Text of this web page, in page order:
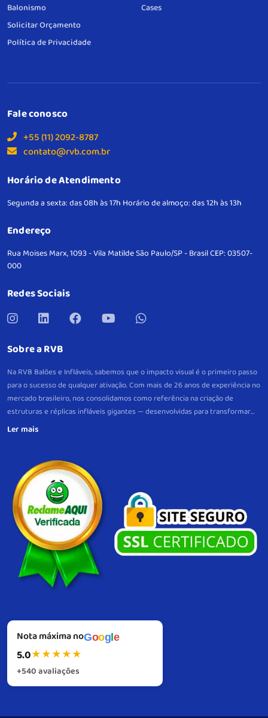
Balonismo
Solicitar Orçamento
Política de Privacidade
Cases
Fale conosco
+55 (11) 2092-8787
contato@rvb.com.br
Horário de Atendimento
Segunda a sexta: das 08h às 17h Horário de almoço: das 12h às 13h
Endereço
Rua Moises Marx, 1093 - Vila MatildeSão Paulo/SP - BrasilCEP: 03507-
000
Redes Sociais
Sobre a RVB
Na RVB Balões e Infláveis, sabemos que o impacto visual é o primeiro passo
para o sucesso de qualquer ativação. Com mais de 26 anos de experiência no
mercado brasileiro, nos consolidamos como referência na criação de
estruturas e réplicas infláveis gigantes — desenvolvidas para transformar
eventos e pontos de venda em verdadeiros pontos de atração.
marca. Com produção própria, controle total de qualidade e um padrão
consistente de excelência em cada etapa, garantimos fidelidade visual,
resistência e alto desempenho em cada entrega, com suporte próximo
também no pós-venda.Do briefing à instalação, atuamos com precisão
técnica e visão de resultado. Nosso compromisso é simples: impulsionar sua
marca com infláveis, gerando impacto e reconhecimento.
Nota máxima noGoogle
5.0★★★★★
+540 avaliações